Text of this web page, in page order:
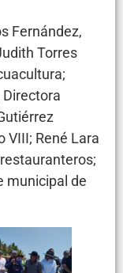
Fernández,
Torres
VIII; René Lara
municipal de